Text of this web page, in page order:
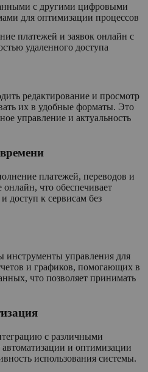
с другими цифровыми
для оптимизации процессов
платежей и заявок онлайн с
удаленного доступа
редактирование и просмотр
их в удобные форматы. Это
управление и актуальность
платежей, переводов и
что обеспечивает
доступ к сервисам без
инструменты управления для
и графиков, помогающих в
что позволяет принимать
с различными
автоматизации и оптимизации
использования системы.